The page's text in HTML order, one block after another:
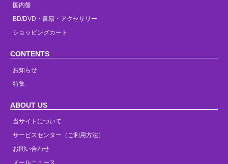
国内盤
BD/DVD・書籍・アクセサリー
ショッピングカート
CONTENTS
お知らせ
特集
ABOUT US
当サイトについて
サービスセンター（ご利用方法）
お問い合わせ
メールニュース